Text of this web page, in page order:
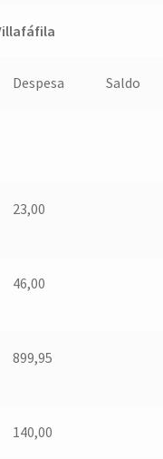
Despesa Saldo
23,00
46,00
899,95
140,00